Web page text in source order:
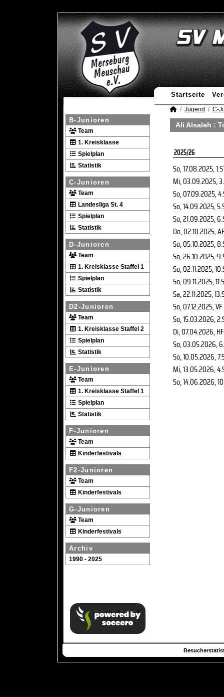
Startseite
B-Junioren
Team
1. Kreisklasse
Spielplan
Statistik
C-Junioren
Team
Landesliga St. 4
Spielplan
Statistik
D-Junioren
Team
1. Kreisklasse Staffel 1
Spielplan
Statistik
D2-Junioren
Team
1. Kreisklasse Staffel 2
Spielplan
Statistik
E-Junioren
Team
1. Kreisklasse Staffel 1
Spielplan
Statistik
F-Junioren
Team
Kinderfestivals
F2-Junioren
Team
Kinderfestivals
G-Junioren
Team
Kinderfestivals
Archiv
1990 - 2025
Jugend C-
Ali Alsaleh :
2025/26
So, 17.08.2025,
Mi, 03.09.2025,
So, 07.09.2025,
So, 14.09.2025,
So, 21.09.2025,
Do, 02.10.2025,
So, 05.10.2025,
So, 26.10.2025,
So, 02.11.2025,
So, 09.11.2025,
Sa, 22.11.2025,
So, 07.12.2025, VF
So, 15.03.2026,
Di, 07.04.2026, HF
So, 03.05.2026,
So, 10.05.2026,
Mi, 13.05.2026,
So, 14.06.2026,